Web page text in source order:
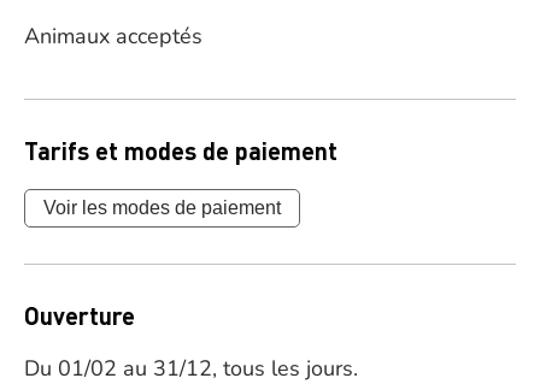
Animaux acceptés
Tarifs et modes de paiement
Voir les modes de paiement
Ouverture
Du 01/02 au 31/12, tous les jours.